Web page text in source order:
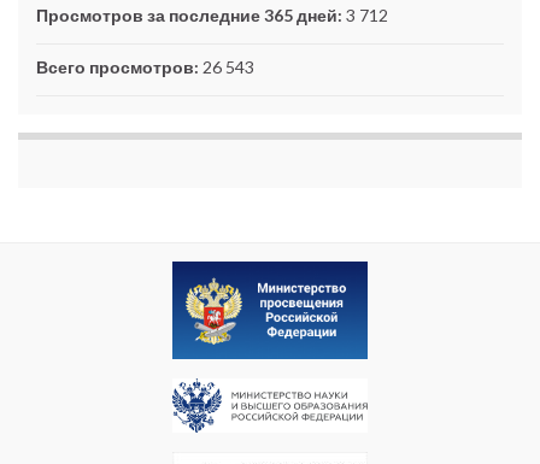
Просмотров за последние 365 дней: 3 712
Всего просмотров: 26 543